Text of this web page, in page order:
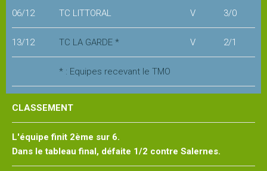
Les
stages
L'école
de
tennis
* : Equipes recevant le TMO
06/12 TC LITTORAL V 3/0
13/12 TC LA GARDE * V 2/1
CLASSEMENT
L'équipe finit 2ème sur 6.
Dans le tableau final, défaite 1/2 contre Salernes.